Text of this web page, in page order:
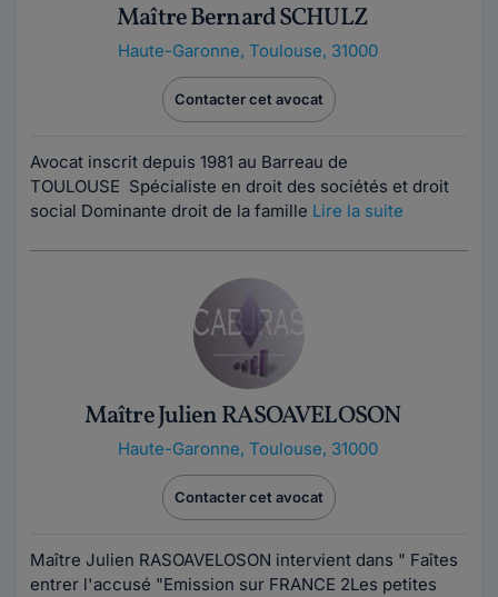
Maître Bernard SCHULZ
Haute-Garonne, Toulouse, 31000
Contacter cet avocat
Avocat inscrit depuis 1981 au Barreau de
TOULOUSE Spécialiste en droit des sociétés et droit
social Dominante droit de la famille Lire la suite
Maître Julien RASOAVELOSON
Haute-Garonne, Toulouse, 31000
Contacter cet avocat
Maître Julien RASOAVELOSON intervient dans " Faîtes
entrer l'accusé "Emission sur FRANCE 2Les petites